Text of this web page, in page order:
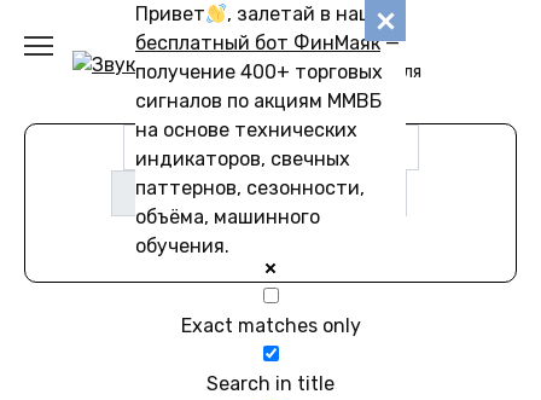
Привет
, залетай в наш
бесплатный бот ФинМаяк—
получение 400+ торговых
сигналов по акциям ММВБ
на основе технических
индикаторов, свечных
паттернов, сезонности,
объёма, машинного
обучения.
содержанию
Звуковику
Коллекции звуков для
скачивания
Exact matches only
Search in title